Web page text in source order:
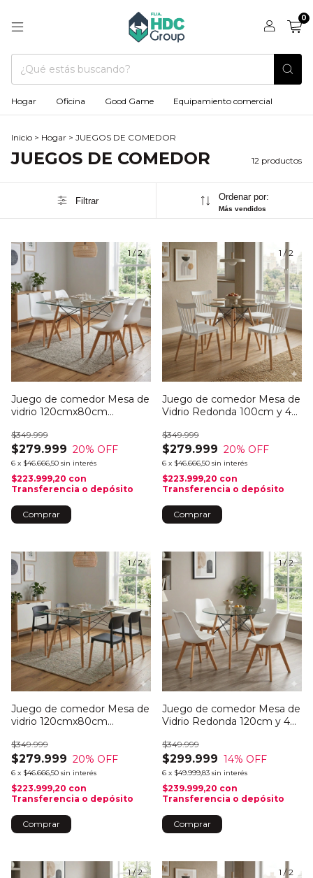
0
Hogar Oficina Good Game Equipamiento comercial
Inicio > Hogar > JUEGOS DE COMEDOR
JUEGOS DE COMEDOR 12 productos
Filtrar Ordenar por:
Más vendidos
1/2
Juego de comedor Mesa de
vidrio 120cmx80cm
$279.999
$349.999
20% OFF
6 x $46.666,50 sin interés
$223.999,20 con
Transferencia o depósito
Comprar
1 /2
Juego de comedor Mesa de
Vidrio Redonda 100cm y 4
$279.999
$349.999
20% OFF
6 x $46.666,50 sin interés
$223.999,20 con
Transferencia o depósito
Comprar
1/2
Juego de comedor Mesa de
vidrio 120cmx80cm
$279.999
$349.999
20% OFF
6 x $46.666,50 sin interés
$223.999,20 con
Transferencia o depósito
Comprar
1/2
Juego de comedor Mesa de
Vidrio Redonda 120cm y 4
$299.999
$349.999
14% OFF
6 x $49.999,83 sin interés
$239.999,20 con
Transferencia o depósito
Comprar
1/2 1 / 2